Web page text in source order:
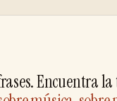
Encuentra